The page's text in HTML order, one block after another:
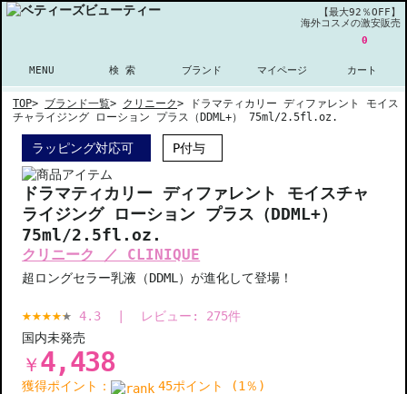
【最大92％OFF】
海外コスメの激安販売
MENU 検 索 ブランド マイページ
0
カート
TOP> ブランド一覧> クリニーク>
ドラマティカリー ディファレント モイス
チャライジング ローション プラス（DDML+） 75ml/2.5fl.oz.
ラッピング対応可 P付与
ドラマティカリー ディファレント モイスチャ
ライジング ローション プラス（DDML+）
75ml/2.5fl.oz.
クリニーク ／ CLINIQUE
超ロングセラー乳液（DDML）が進化して登場！
4.3 レビュー: 275件
国内未発売
￥ 4,438
獲得ポイント： 45ポイント (1％)